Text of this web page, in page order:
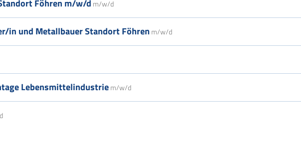
Föhren m/w/d m/w/d
in und Metallbauer Standort Föhren m/w/d
Lebensmittelindustriem/w/d